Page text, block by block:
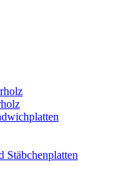
Stäbchenplatten